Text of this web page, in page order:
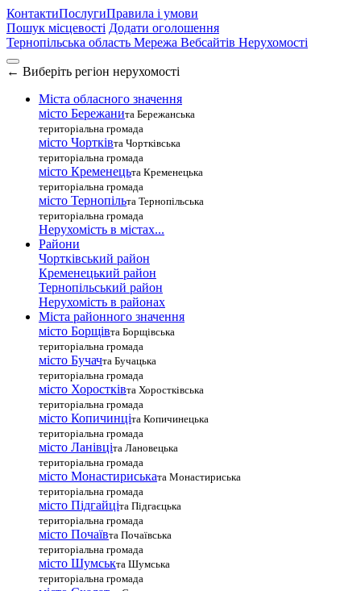
КонтактиПослугиПравила і умови
Пошук місцевості Додати оголошення
Тернопільська область Мережа Вебсайтів Нерухомості
← Виберіть регіон нерухомості
Міста обласного значення
місто Бережанита Бережанська
територіальна громада
місто Чортківта Чортківська
територіальна громада
місто Кременецьта Кременецька
територіальна громада
місто Тернопільта Тернопільська
територіальна громада
Нерухомість в містах...
Райони
Чортківський район
Кременецький район
Тернопільський район
Нерухомість в районах
Міста районного значення
місто Борщівта Борщівська
територіальна громада
місто Бучачта Бучацька
територіальна громада
місто Хоростківта Хоростківська
територіальна громада
місто Копичинціта Копичинецька
територіальна громада
місто Ланівціта Лановецька
територіальна громада
місто Монастириськата Монастириська
територіальна громада
місто Підгайціта Підгаєцька
територіальна громада
місто Почаївта Почаївська
територіальна громада
місто Шумськта Шумська
територіальна громада